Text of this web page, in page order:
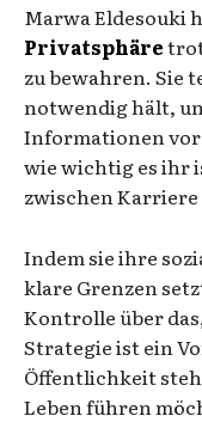
Marwa Eldesouki
Privatsphäre
zu bewahren. Sie
notwendig hält,
Informationen
wie wichtig es ihr
zwischen
Indem sie ihre
klare Grenzen
Kontrolle über
Strategie ist ein
Öffentlichkeit
Leben führen